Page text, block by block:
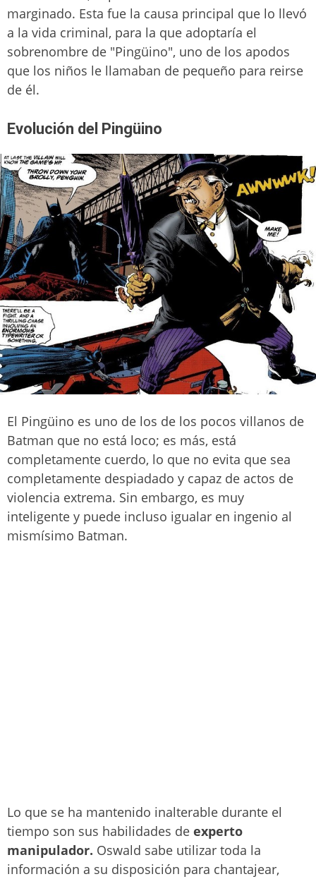
marginado. Esta fue la causa principal que lo llevó
a la vida criminal, para la que adoptaría el
sobrenombre de "Pingüino", uno de los apodos
que los niños le llamaban de pequeño para reirse
de él.
Evolución del Pingüino
El Pingüino es uno de los de los pocos villanos de
Batman que no está loco; es más, está
completamente cuerdo, lo que no evita que sea
completamente despiadado y capaz de actos de
violencia extrema. Sin embargo, es muy
inteligente y puede incluso igualar en ingenio al
mismísimo Batman.
Lo que se ha mantenido inalterable durante el
tiempo son sus habilidades de experto
manipulador. Oswald sabe utilizar toda la
información a su disposición para chantajear,